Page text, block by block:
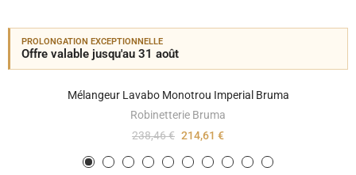
PROLONGATION EXCEPTIONNELLE
Offre valable jusqu'au 31 août
Mélangeur Lavabo Monotrou Imperial Bruma
Robinetterie Bruma
238,46 € 214,61 €